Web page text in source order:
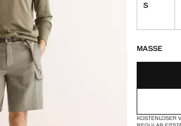
S
MASSE
KOSTENLOSER